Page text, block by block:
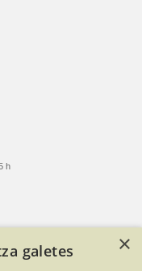
h
×
galetes